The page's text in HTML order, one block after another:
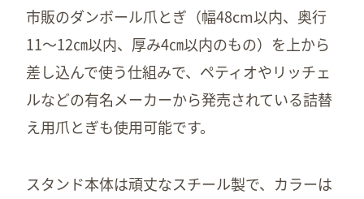
市販のダンボール爪とぎ（幅48cm以内、奥行
11～12㎝以内、厚み4㎝以内のもの）を上から
差し込んで使う仕組みで、ペティオやリッチェ
ルなどの有名メーカーから発売されている詰替
え用爪とぎも使用可能です。
スタンド本体は頑丈なスチール製で、カラーは